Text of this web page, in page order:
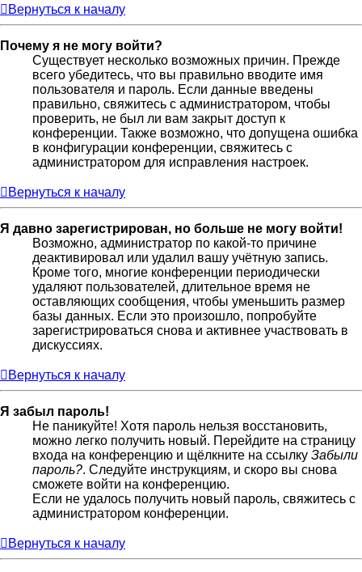
Вернуться к началу
Почему я не могу войти?
Существует несколько возможных причин. Прежде
всего убедитесь, что вы правильно вводите имя
пользователя и пароль. Если данные введены
правильно, свяжитесь с администратором, чтобы
проверить, не был ли вам закрыт доступ к
конференции. Также возможно, что допущена ошибка
в конфигурации конференции, свяжитесь с
администратором для исправления настроек.
Вернуться к началу
Я давно зарегистрирован, но больше не могу войти!
Возможно, администратор по какой-то причине
деактивировал или удалил вашу учётную запись.
Кроме того, многие конференции периодически
удаляют пользователей, длительное время не
оставляющих сообщения, чтобы уменьшить размер
базы данных. Если это произошло, попробуйте
зарегистрироваться снова и активнее участвовать в
дискуссиях.
Вернуться к началу
Я забыл пароль!
Не паникуйте! Хотя пароль нельзя восстановить,
можно легко получить новый. Перейдите на страницу
входа на конференцию и щёлкните на ссылку Забыли
пароль?. Следуйте инструкциям, и скоро вы снова
сможете войти на конференцию.
Если не удалось получить новый пароль, свяжитесь с
администратором конференции.
Вернуться к началу